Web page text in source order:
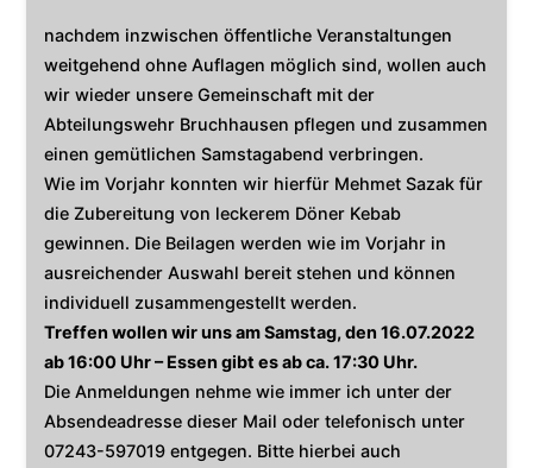
nachdem inzwischen öffentliche Veranstaltungen
weitgehend ohne Auflagen möglich sind, wollen auch
wir wieder unsere Gemeinschaft mit der
Abteilungswehr Bruchhausen pflegen und zusammen
einen gemütlichen Samstagabend verbringen.
Wie im Vorjahr konnten wir hierfür Mehmet Sazak für
die Zubereitung von leckerem Döner Kebab
gewinnen. Die Beilagen werden wie im Vorjahr in
ausreichender Auswahl bereit stehen und können
individuell zusammengestellt werden.
Treffen wollen wir uns am Samstag, den 16.07.2022
ab 16:00 Uhr – Essen gibt es ab ca. 17:30 Uhr.
Die Anmeldungen nehme wie immer ich unter der
Absendeadresse dieser Mail oder telefonisch unter
07243-597019 entgegen. Bitte hierbei auch